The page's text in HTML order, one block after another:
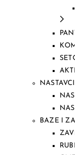
NASTAVCI
BAZE I